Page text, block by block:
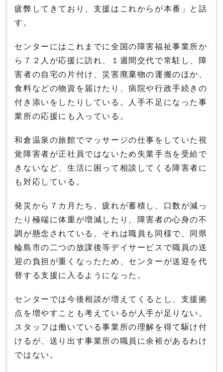
疲弊してきており、支援はこれからが本番」と話
す。
センターにはこれまでに全国の障害福祉事業所か
ら７２人が応援に訪れ、１週間交代で常駐し、障
害者の自宅の片付け、災害廃棄物の運搬のほか、
食料などの物資を届けたり、病院や行政手続きの
付き添いをしたりしている。人手不足になった事
業所の応援にも入っている。
和倉温泉の旅館でマッサージの仕事をしていた視
覚障害者が正社員ではないため失業手当を受給で
きないなど、生活に困って相談してくる障害者に
も対応している。
発災から７カ月たち、疲れが蓄積し、口数が減っ
たり極端に体重が増減したり、障害者の心身の不
調が懸念されている。それは職員も同様で、同県
輪島市の二つの放課後等デイサービスで職員の送
迎の負担が重くなったため、センターが送迎を代
替する支援に入るようになった。
センターでは今後相談が増えてくるとし、支援拠
点を増やすことも考えているが人手が足りない。
スタッフは働いている事業所の理解を得て駆け付
けるが、送り出す事業所の職員に余裕があるわけ
ではない。